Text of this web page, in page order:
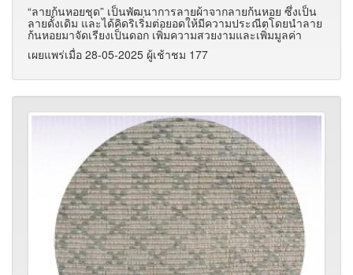
“ลายก้นหอยชุด” เป็นพัฒนาการลายผ้าจากลายก้นหอย ซึ่งเป็น
ลายดั้งเดิม และได้คิดริเริ่มต่อยอดให้มีความประณีตโดยนำลาย
ก้นหอยมาจัดเรียงเป็นดอก เพิ่มความสวยงามและเพิ่มมูลค่า
เผยแพร่เมื่อ 28-05-2025 ผู้เช้าชม 177